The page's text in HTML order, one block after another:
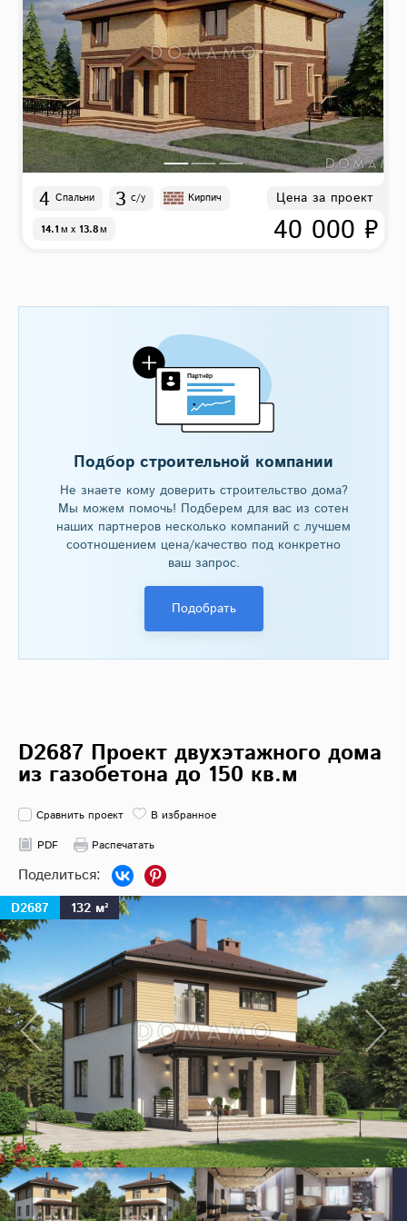
4 Спальни 3 с/у Кирпич
14.1м x 13.8м
Цена за проект
40 000 ₽
Подбор строительной компании
Не знаете кому доверить строительство дома?
Мы можем помочь! Подберем для вас из сотен
наших партнеров несколько компаний с лучшем
соотношением цена/качество под конкретно
ваш запрос.
Подобрать
D2687 Проект двухэтажного дома
из газобетона до 150 кв.м
Сравнить проект
В избранное
PDF
Распечатать
D2687 132 м²